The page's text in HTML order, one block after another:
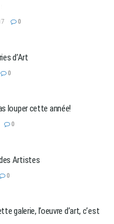
0
d’Art
0
louper cette année!
0
Artistes
0
galerie, l’oeuvre d’art, c’est